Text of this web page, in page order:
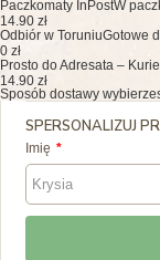
Paczkomaty InPostW
14.90 zł
Odbiór w ToruniuGotowe
0 zł
Prosto do Adresata –
14.90 zł
Sposób dostawy
SPERSONALIZUJ
Imię